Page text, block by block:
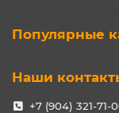
Популярные
Наши
+7 (904) 321-71-